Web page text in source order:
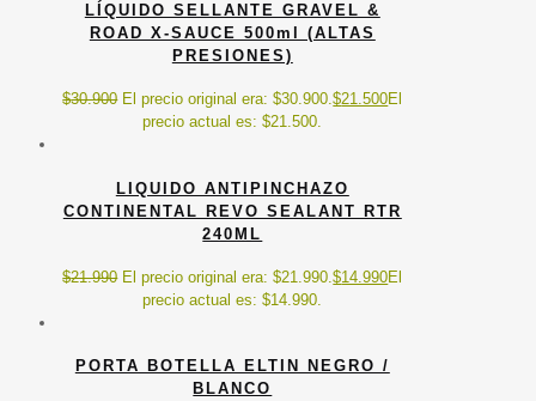
LÍQUIDO SELLANTE GRAVEL &
ROAD X-SAUCE 500ml (ALTAS
PRESIONES)
$30.900 El precio original era: $30.900.$21.500El
precio actual es: $21.500.
LIQUIDO ANTIPINCHAZO
CONTINENTAL REVO SEALANT RTR
240ML
$21.990 El precio original era: $21.990.$14.990El
precio actual es: $14.990.
PORTA BOTELLA ELTIN NEGRO /
BLANCO